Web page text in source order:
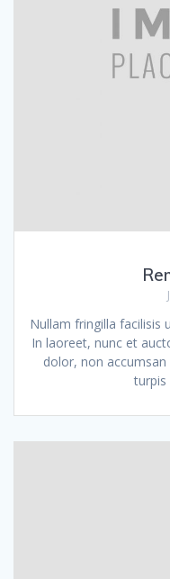
Nullam fringilla facilisis
In laoreet, nunc et
dolor, non
turpis